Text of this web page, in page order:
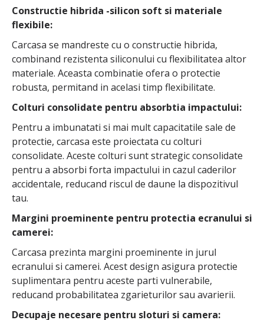
Constructie hibrida -silicon soft si materiale
flexibile:
Carcasa se mandreste cu o constructie hibrida,
combinand rezistenta siliconului cu flexibilitatea altor
materiale. Aceasta combinatie ofera o protectie
robusta, permitand in acelasi timp flexibilitate.
Colturi consolidate pentru absorbtia impactului:
Pentru a imbunatati si mai mult capacitatile sale de
protectie, carcasa este proiectata cu colturi
consolidate. Aceste colturi sunt strategic consolidate
pentru a absorbi forta impactului in cazul caderilor
accidentale, reducand riscul de daune la dispozitivul
tau.
Margini proeminente pentru protectia ecranului si
camerei:
Carcasa prezinta margini proeminente in jurul
ecranului si camerei. Acest design asigura protectie
suplimentara pentru aceste parti vulnerabile,
reducand probabilitatea zgarieturilor sau avarierii.
Decupaje necesare pentru sloturi si camera: